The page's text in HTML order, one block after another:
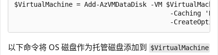
$VirtualMachine = Add-AzVMDataDisk -VM
-Caching
以下命令将 OS 磁盘作为托管磁盘添加到 $VirtualMachine